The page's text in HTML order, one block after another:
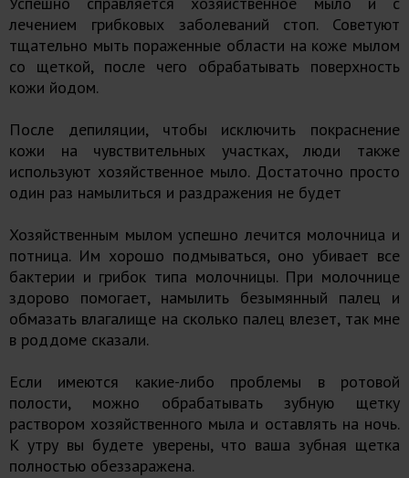
лечением грибковых заболеваний стоп. Советуют
тщательно мыть пораженные области на коже мылом
со щеткой, после чего обрабатывать поверхность
кожи йодом.
После депиляции, чтобы исключить покраснение
кожи на чувствительных участках, люди также
используют хозяйственное мыло. Достаточно просто
один раз намылиться и раздражения не будет
Хозяйственным мылом успешно лечится молочница и
потница. Им хорошо подмываться, оно убивает все
бактерии и грибок типа молочницы. При молочнице
здорово помогает, намылить безымянный палец и
обмазать влагалище на сколько палец влезет, так мне
в роддоме сказали.
Если имеются какие-либо проблемы в ротовой
полости, можно обрабатывать зубную щетку
раствором хозяйственного мыла и оставлять на ночь.
К утру вы будете уверены, что ваша зубная щетка
полностью обеззаражена.